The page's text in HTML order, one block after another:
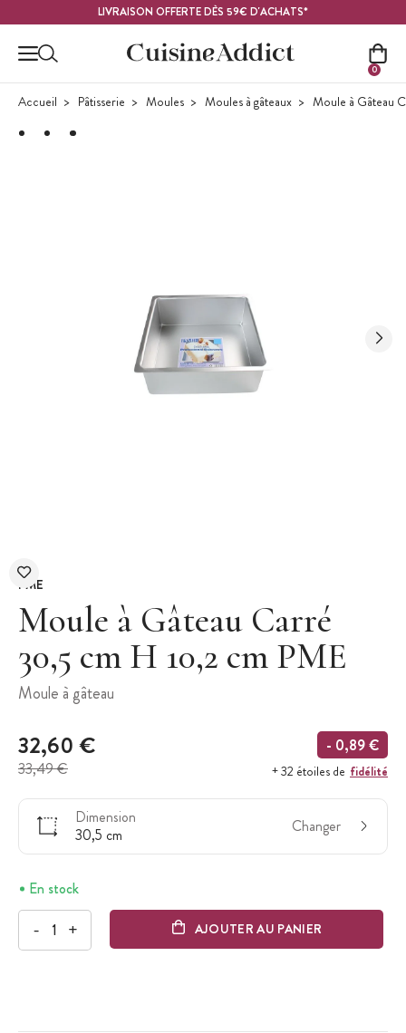
LIVRAISON OFFERTE DÈS 59€ D'ACHATS*
0
Accueil Pâtisserie Moules Moules à gâteaux Moule à Gâteau
PME
Moule à Gâteau Carré
30,5 cm H 10,2 cm PME
Moule à gâteau
32,60 €
33,49 €
- 0,89 €
+ 32 étoiles de fidélité
Dimension
30,5 cm
Changer
En stock
- + AJOUTER AU PANIER